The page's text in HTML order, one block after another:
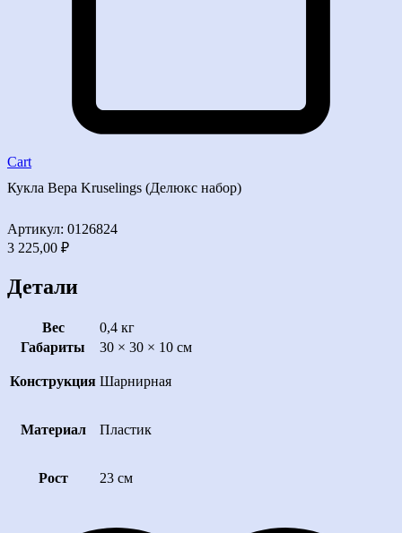
Cart
Кукла Вера Kruselings (Делюкс набор)
Артикул: 0126824
3 225,00 ₽
Детали
Вес
0,4 кг
Габариты
30 × 30 × 10 см
Конструкция Шарнирная
Материал Пластик
Рост 23 см